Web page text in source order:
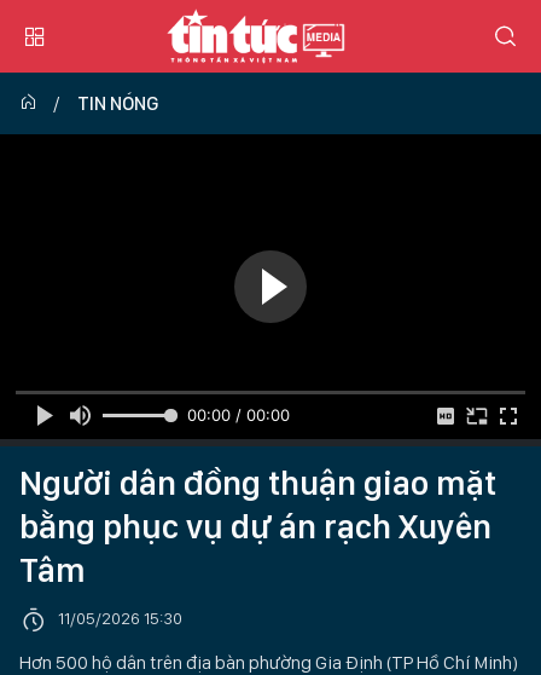
TIN NÓNG
00:00 / 00:00
Người dân đồng thuận giao mặt
bằng phục vụ dự án rạch Xuyên
Tâm
11/05/2026 15:30
Hơn 500 hộ dân trên địa bàn phường Gia Định (TP Hồ Chí Minh)